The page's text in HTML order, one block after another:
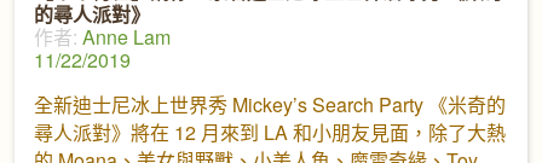
的尋人派對》
作者: Anne Lam
11/22/2019
全新迪士尼冰上世界秀 Mickey’s Search Party 《米奇的
尋人派對》將在 12 月來到 LA 和小朋友見面，除了大熱